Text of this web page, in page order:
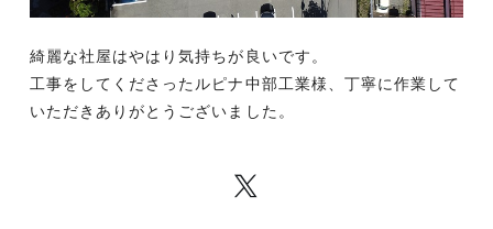
綺麗な社屋はやはり気持ちが良いです。
工事をしてくださったルピナ中部工業様、丁寧に作業して
いただきありがとうございました。